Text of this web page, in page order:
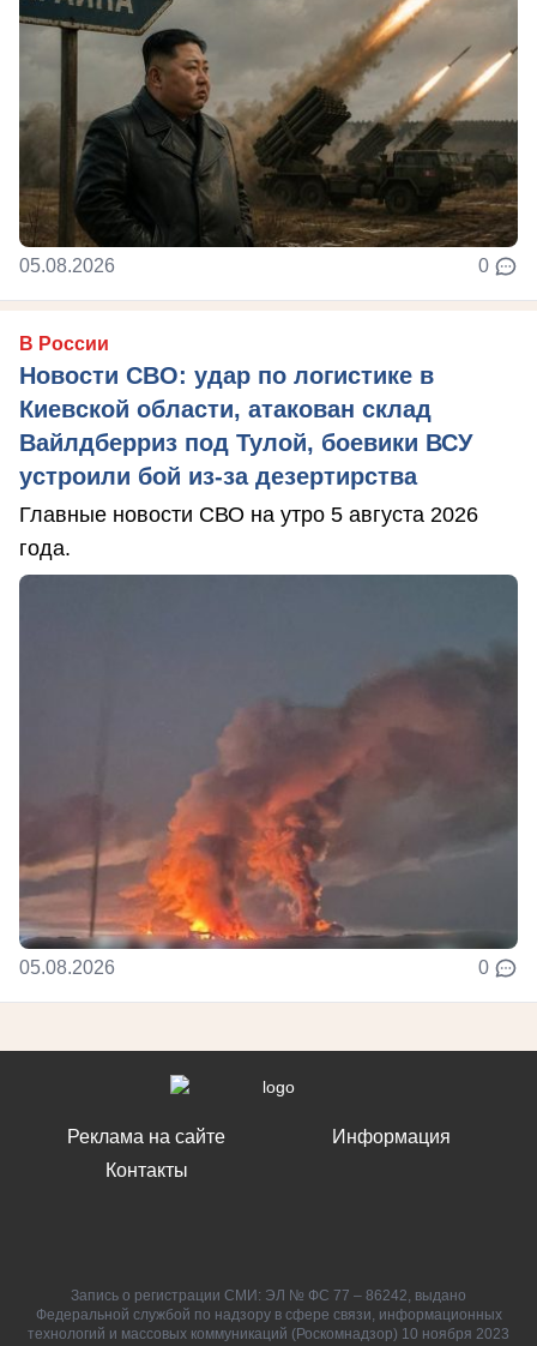
05.08.2026 0
В России
Новости СВО: удар по логистике в
Киевской области, атакован склад
Вайлдберриз под Тулой, боевики ВСУ
устроили бой из-за дезертирства
Главные новости СВО на утро 5 августа 2026
года.
05.08.2026 0
Реклама на сайте
Контакты
Информация
Запись о регистрации СМИ: ЭЛ № ФС 77 – 86242, выдано
Федеральной службой по надзору в сфере связи, информационных
технологий и массовых коммуникаций (Роскомнадзор) 10 ноября 2023